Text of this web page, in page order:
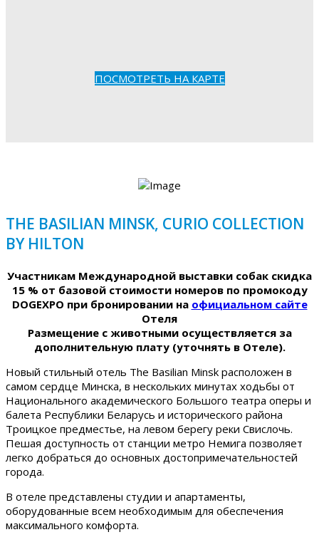
ПОСМОТРЕТЬ НА КАРТЕ
THE BASILIAN MINSK, CURIO COLLECTION
BY HILTON
Участникам Международной выставки собак скидка
15 % от базовой стоимости номеров по промокоду
DOGEXPO при бронировании на официальном сайте
Отеля
Размещение с животными осуществляется за
дополнительную плату (уточнять в Отеле).
Новый стильный отель The Basilian Minsk расположен в
самом сердце Минска, в нескольких минутах ходьбы от
Национального академического Большого театра оперы и
балета Республики Беларусь и исторического района
Троицкое предместье, на левом берегу реки Свислочь.
Пешая доступность от станции метро Немига позволяет
легко добраться до основных достопримечательностей
города.
В отеле представлены студии и апартаменты,
оборудованные всем необходимым для обеспечения
максимального комфорта.